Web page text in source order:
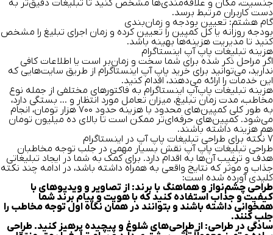
جنسیت، مکان و علاقه‌مندی‌ها مشخص کنید تا تبلیغات دقیق‌تر به
دست کاربران مرتبط برسد.
گام هشتم: تعیین بودجه و زمان‌بندی
بودجه روزانه یا کل کمپین را تعیین کرده و زمان اجرای تبلیغ را مشخص
کنید تا مدیریت هزینه‌ها بهینه باشد.
هزینه تبلیغات پاپ آپ اینستاگرام
اگر مراحل ذکر شده برای شما سخت و زمان‌بر است یا اطلاعات کافی
ندارید، می‌توانید برایخرید پاپ آپ اینستاگرام از طریق سایت‌هایی که
این خدمات را ارائه می‌دهند، اقدام کنید.
هزینه تبلیغات پاپ‌آپ اینستاگرام به فاکتورهای مختلفی از جمله نوع
مخاطب، مدت زمان تبلیغ، میزان تعامل مورد انتظار و … بستگی دارد،
به طور کلی کمپین‌های محدود با هزینه حدود ۷۰۰ هزار تومان، انجام
می‌شود. کمپین‌های حرفه‌ای‌تر ممکن است تا بالای ده میلیون تومان
هم هزینه داشته باشند.
7 نکته برای طراحی تبلیغات پاپ آپ در اینستاگرام
طراحی تبلیغات پاپ آپ نقش بسیار مهمی در جلب توجه مخاطبان
هدف و ترغیب آن‌ها به اقدام دارد. برای کمک به شما در ایجاد تبلیغاتی
جذاب و موثر که نتایج واقعی به همراه داشته باشد، در ادامه چند نکته
کلیدی آورده شده است:
طراحی چشم‌نواز و هماهنگ با برند: از تصاویر و ویدیوهای با
کیفیت و جذاب استفاده کنید که با هویت و پیام برند شما
همخوانی داشته باشند و بتوانند در همان نگاه اول توجه مخاطب را
جلب کنند.
سادگی در طراحی: از طراحی‌های شلوغ و پیچیده پرهیز کنید. طراحی